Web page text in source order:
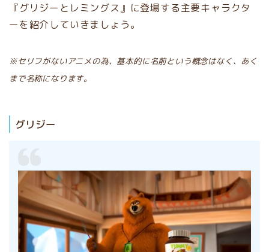
『グリジーとレミングス』に登場する主要キャラクタ
ーを紹介していきましょう。
※セリフがないアニメの為、基本的に名前という概念はなく、あく
まで名称になります。
グリジー